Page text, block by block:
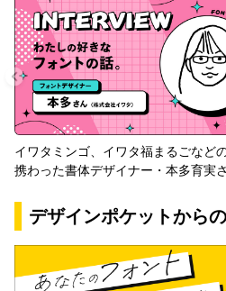
イワタミンゴ、イワタ福まるごなど
携わった書体デザイナー・本多育実
デザインポケットから